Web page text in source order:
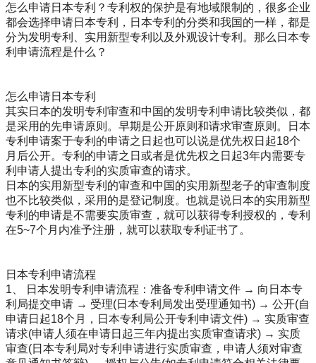
怎么申请日本专利？专利权的保护是有地域限制的，很多企业
都会选择申请日本专利，日本专利的分类和我国的一样，都是
分为发明专利、实用新型专利以及外观设计专利。那么日本专
利申请流程是什么？
怎么申请日本专利
其实日本的发明专利审查和中国的发明专利申请比较类似，都
是采用的先申请原则。早期是公开原则和请求审查原则。日本
专利申请案于专利的申请之日起也可以说是优先权日起18个
月后公开。专利的申请之日或者是优先权之日起3年内需要专
利申请人提出专利的实质审查的请求。
日本的实用新型专利的审查和中国的实用新型老子的审查制度
也不比较类似，采用的是登记制度。也就是说日本的实用新型
专利的申请是不需要实质审查，就可以获得专利授权的，专利
在5~7个月内准予注册，就可以获取专利证书了。
日本专利申请流程
1、 日本发明专利申请流程：准备专利申请文件 → 向日本专
利局提交申请 → 受理(日本专利局发出受理通知书) → 公开(自
申请日起18个月，日本专利局公开专利申请文件) → 实质审查
请求(申请人须在申请日起三年内提出实质审查请求) → 实质
审查(日本专利局对专利申请进行实质审查，申请人须对审查